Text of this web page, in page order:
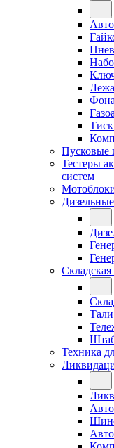
Пусковые
Тестеры
систем
Складская
Тали
Техника